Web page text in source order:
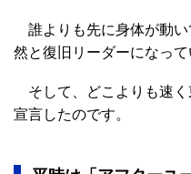
誰よりも先に身体が動い
然と復旧リーダーになって
そして、どこよりも速く
宣言したのです。